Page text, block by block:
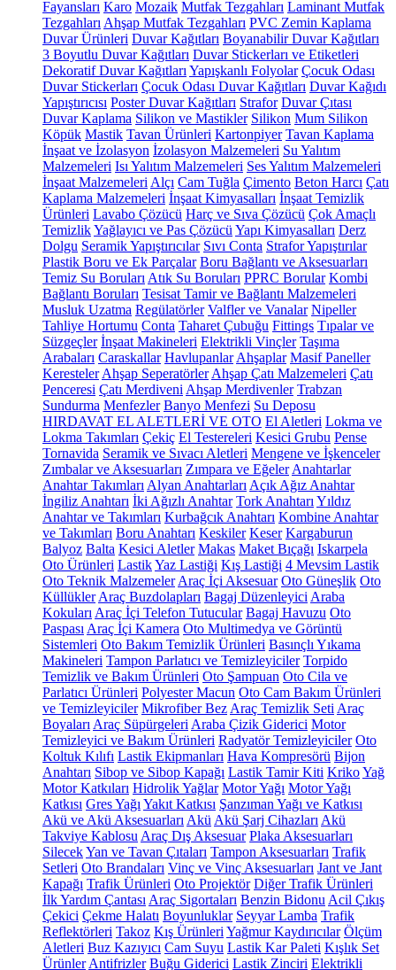
Fayansları Karo Mozaik Mutfak Tezgahları Laminant Mutfak
Tezgahları Ahşap Mutfak Tezgahları PVC Zemin Kaplama
Duvar Ürünleri Duvar Kağıtları Boyanabilir Duvar Kağıtları
3 Boyutlu Duvar Kağıtları Duvar Stickerları ve Etiketleri
Dekoratif Duvar Kağıtları Yapışkanlı Folyolar Çocuk Odası
Duvar Stickerları Çocuk Odası Duvar Kağıtları Duvar Kağıdı
Yapıştırıcısı Poster Duvar Kağıtları Strafor Duvar Çıtası
Duvar Kaplama Silikon ve Mastikler Silikon Mum Silikon
Köpük Mastik Tavan Ürünleri Kartonpiyer Tavan Kaplama
İnşaat ve İzolasyon İzolasyon Malzemeleri Su Yalıtım
Malzemeleri Isı Yalıtım Malzemeleri Ses Yalıtım Malzemeleri
İnşaat Malzemeleri Alçı Cam Tuğla Çimento Beton Harcı Çatı
Kaplama Malzemeleri İnşaat Kimyasalları İnşaat Temizlik
Ürünleri Lavabo Çözücü Harç ve Sıva Çözücü Çok Amaçlı
TemizlikYağlayıcı ve Pas Çözücü Yapı Kimyasalları Derz
Dolgu Seramik Yapıştırıcılar Sıvı Conta Strafor Yapıştırılar
Plastik Boru ve Ek Parçalar Boru Bağlantı ve Aksesuarları
Temiz Su Boruları Atık Su Boruları PPRC Borular Kombi
Bağlantı Boruları Tesisat Tamir ve Bağlantı Malzemeleri
Musluk Uzatma Regülatörler Valfler ve Vanalar Nipeller
Tahliye Hortumu Conta Taharet Çubuğu Fittings Tıpalar ve
Süzgeçler İnşaat Makineleri Elektrikli Vinçler Taşıma
Arabaları Caraskallar Havlupanlar Ahşaplar Masif Paneller
Keresteler Ahşap Seperatörler Ahşap Çatı Malzemeleri Çatı
Penceresi Çatı Merdiveni Ahşap Merdivenler Trabzan
Sundurma Menfezler Banyo Menfezi Su Deposu
HIRDAVAT EL ALETLERİ VE OTO El Aletleri Lokma ve
Lokma Takımları Çekiç El Testereleri Kesici Grubu Pense
Tornavida Seramik ve Sıvacı Aletleri Mengene ve İşkenceler
Zımbalar ve Aksesuarları Zımpara ve Eğeler Anahtarlar
Anahtar Takımları Alyan Anahtarları Açık Ağız Anahtar
İngiliz Anahtarı İki Ağızlı Anahtar Tork Anahtarı Yıldız
Anahtar ve Takımları Kurbağcık Anahtarı Kombine Anahtar
ve Takımları Boru Anahtarı Keskiler Keser Kargaburun
Balyoz Balta Kesici Aletler Makas Maket Bıçağı Iskarpela
Oto Ürünleri LastikYaz Lastiği Kış Lastiği 4 Mevsim Lastik
Oto Teknik Malzemeler Araç İçi Aksesuar Oto Güneşlik Oto
Küllükler Araç Buzdolapları Bagaj Düzenleyici Araba
Kokuları Araç İçi Telefon Tutucular Bagaj Havuzu Oto
Paspası Araç İçi Kamera Oto Multimedya ve Görüntü
Sistemleri Oto Bakım Temizlik Ürünleri Basınçlı Yıkama
Makineleri Tampon Parlatıcı ve Temizleyiciler Torpido
Temizlik ve Bakım Ürünleri Oto Şampuan Oto Cila ve
Parlatıcı Ürünleri Polyester Macun Oto Cam Bakım Ürünleri
ve Temizleyiciler Mikrofiber Bez Araç Temizlik Seti Araç
Boyaları Araç Süpürgeleri Araba Çizik Giderici Motor
Temizleyici ve Bakım Ürünleri Radyatör Temizleyiciler Oto
Koltuk Kılıfı Lastik Ekipmanları Hava Kompresörü Bijon
Anahtarı Sibop ve Sibop Kapağı Lastik Tamir Kiti KrikoYağ
Motor Katkıları Hidrolik Yağlar Motor Yağı Motor Yağı
Katkısı Gres Yağı Yakıt Katkısı Şanzıman Yağı ve Katkısı
Akü ve Akü Aksesuarları Akü Akü Şarj Cihazları Akü
Takviye Kablosu Araç Dış Aksesuar Plaka Aksesuarları
SilecekYan ve Tavan Çıtaları Tampon Aksesuarları Trafik
Setleri Oto Brandaları Vinç ve Vinç Aksesuarları Jant ve Jant
Kapağı Trafik Ürünleri Oto Projektör Diğer Trafik Ürünleri
İlk Yardım Çantası Araç Sigortaları Benzin Bidonu Acil Çıkış
Çekici Çekme Halatı Boyunluklar Seyyar Lamba Trafik
Reflektörleri Takoz Kış Ürünleri Yağmur Kaydırıcılar Ölçüm
Aletleri Buz Kazıyıcı Cam Suyu Lastik Kar Paleti Kışlık Set
Ürünler Antifrizler Buğu Giderici Lastik Zinciri Elektrikli